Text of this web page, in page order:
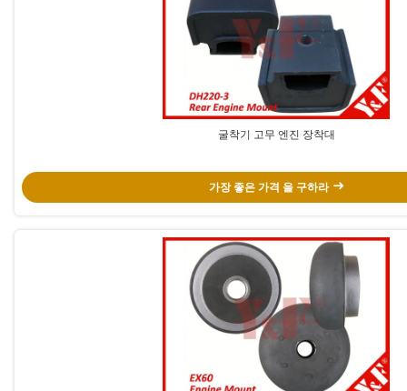
굴착기 고무 엔진 장착대
가장 좋은 가격 을 구하라